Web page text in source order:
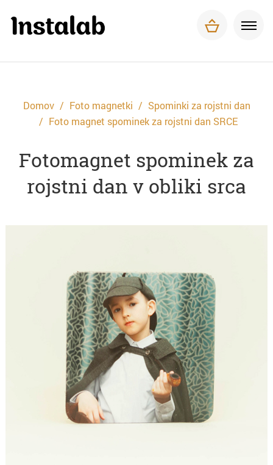
Tisk za podjetja
Dostava in plačilo
Kontakt
Domov Foto magnetki
Spominki za rojstni dan
Foto magnet spominek za rojstni dan SRCE
Fotomagnet spominek za
rojstni dan v obliki srca